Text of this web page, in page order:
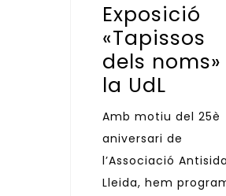
Exposició
«Tapissos
dels noms»
la UdL
Amb motiu del 25è
aniversari de
l’Associació
Lleida, hem